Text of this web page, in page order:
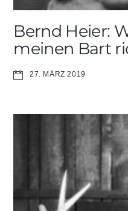
Bernd Heier:
meinen Bart
27. MÄRZ 2019